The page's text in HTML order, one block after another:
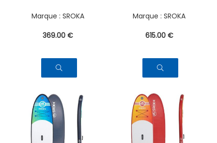
SROKA
369.00 €
SROKA
615.00 €